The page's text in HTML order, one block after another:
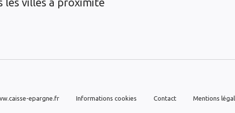
epargne.fr Informations cookies Contact Mentions